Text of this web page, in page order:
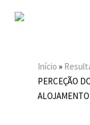
Início »
PERCEÇÃO